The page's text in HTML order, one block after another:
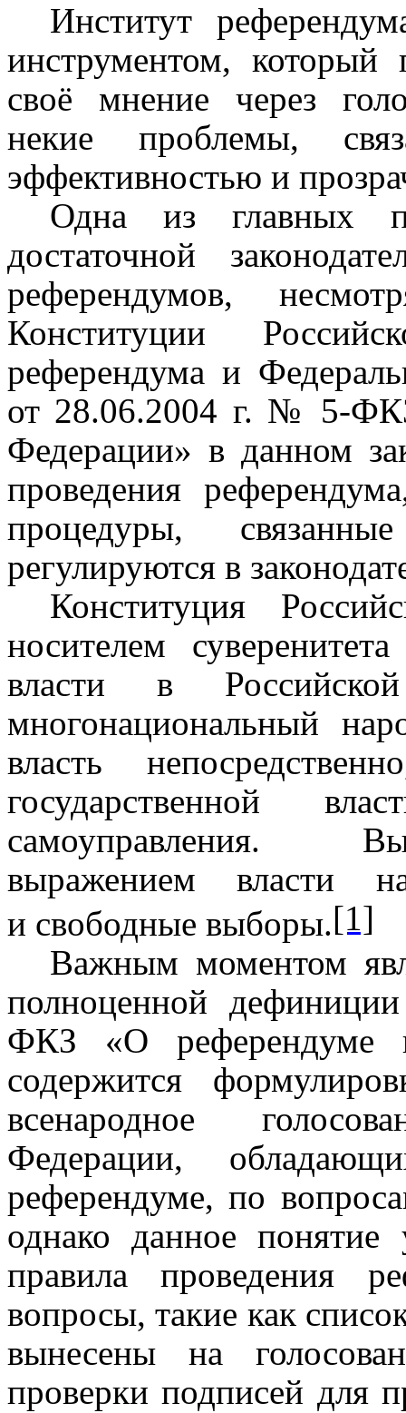
Институт
инструментом, который
своё мнение через
некие проблемы,
эффективностью и
Одна из главных
достаточной
референдумов,
Конституции
референдума и
от 28.06.2004 г. № 5-
Федерации» в данном
проведения
процедуры,
регулируются в
Конституция
носителем
власти в
многонациональный
власть
государственной
самоуправления.
выражением власти
и свободные выборы.[1]
Важным моментом
полноценной
ФКЗ «О референдуме
содержится
всенародное
Федерации,
референдуме, по
однако данное понятие
правила проведения
вопросы, такие как
вынесены на
проверки подписей для